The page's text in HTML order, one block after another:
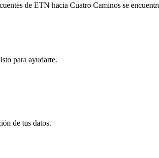
de ETN hacia Cuatro Caminos se
para ayudarte.
de tus datos.